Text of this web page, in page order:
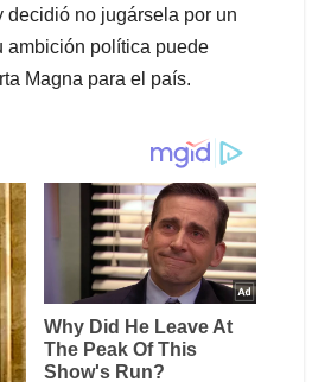
decidió no jugársela por un
ambición política puede
Magna para el país.